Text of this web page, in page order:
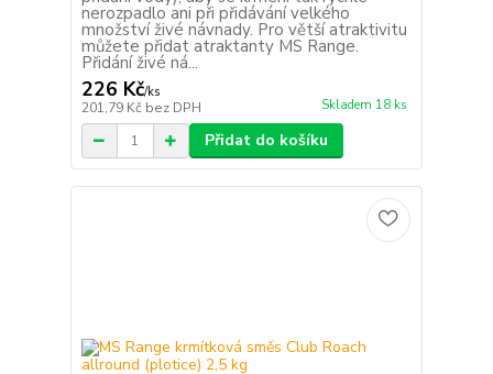
nerozpadlo ani při přidávání velkého
množství živé návnady. Pro větší atraktivitu
můžete přidat atraktanty MS Range.
Přidání živé ná...
226 Kč/ks
201,79 Kč bez DPH Skladem 18 ks
Přidat do košíku